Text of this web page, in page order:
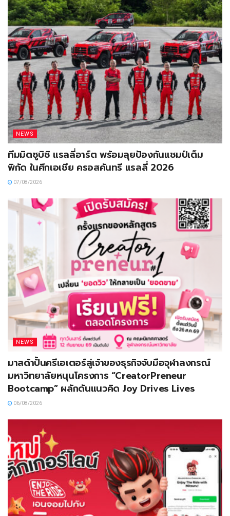
NEWS
ทีมมิตซูบิชิ แรลลี่อาร์ต พร้อมลุยป้องกันแชมป์เต็ม
พิกัด ในศึกเอเชีย ครอสคันทรี แรลลี่ 2026
07/08/2026
NEWS
มาสด้าปั้นครีเอเตอร์สู่เจ้าของธุรกิจจับมือจุฬาลงกรณ์
มหาวิทยาลัยหนุนโครงการ “CreatorPreneur
Bootcamp” ผลักดันแนวคิด Joy Drives Lives
06/08/2026